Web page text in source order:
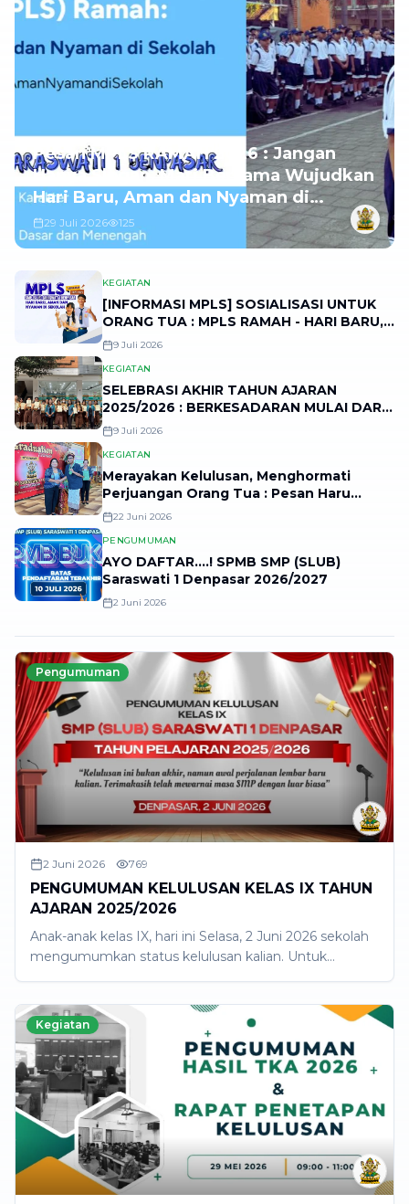
Pesan MPLS RAMAH 2026 : Jangan
Hanya Slogan, Mari Bersama Wujudkan
Hari Baru, Aman dan Nyaman di
Sekolah
29 Juli 2026 125
KEGIATAN
[INFORMASI MPLS] SOSIALISASI UNTUK
ORANG TUA : MPLS RAMAH - HARI BARU,
AMAN DAN NYAMAN DI SEKOLAH
9 Juli 2026
KEGIATAN
SELEBRASI AKHIR TAHUN AJARAN
2025/2026 : BERKESADARAN MULAI DARI
DIRI9 Juli 2026
KEGIATAN
Merayakan Kelulusan, Menghormati
Perjuangan Orang Tua : Pesan Haru
Pelepasan Angkatan 77 SLUB
22 Juni 2026
PENGUMUMAN
AYO DAFTAR....! SPMB SMP (SLUB)
Saraswati 1 Denpasar 2026/2027
2 Juni 2026
Pengumuman
2 Juni 2026 769
PENGUMUMAN KELULUSAN KELAS IX TAHUN
AJARAN 2025/2026
Anak-anak kelas IX, hari ini Selasa, 2 Juni 2026 sekolah
mengumumkan status kelulusan kalian. Untuk
disampaikan secara daring. Silakan cek pengumuman
bersama orangtua dan keluarga, karena merekalah
support system terbaik kalian. Abadikan melalui foto
atau video agar nanti ada cerita yang dapat kalian
kisahkan. Tidak ada perayaan berlebihan di luar sekolah,
aksi corat-coret, trek-trekan, konvoi, minum-minum,
atau hal lain yang sekiranya dapat menjadi bumerang
bagi kalian. Pihak sekolah melalui Dinas Pendidikan,
Kepemudaan, dan Olahraga Kota Denpasar telah
bersinergi dengan pihak kepolisian untuk
Kegiatan